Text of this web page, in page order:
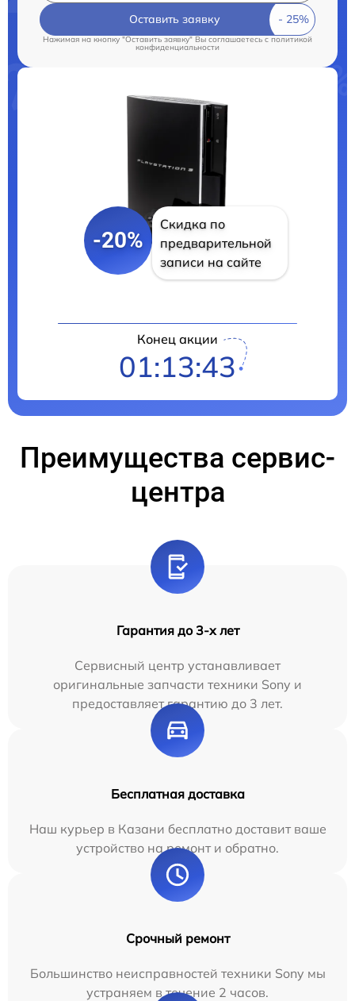
Оставить заявку
Нажимая на кнопку "Оставить заявку" Вы соглашаетесь cполитикой
конфиденциальности
-20%
Скидка по
предварительной
записи на сайте
Конец акции
01:13:41
Преимущества сервис-
центра
Гарантия до 3-х лет
Сервисный центр устанавливает
оригинальные запчасти техники Sony и
предоставляет гарантию до 3 лет.
Бесплатная доставка
Наш курьер в Казани бесплатно доставит ваше
устройство на ремонт и обратно.
Срочный ремонт
Большинство неисправностей техники Sony мы
устраняем в течение 2 часов.